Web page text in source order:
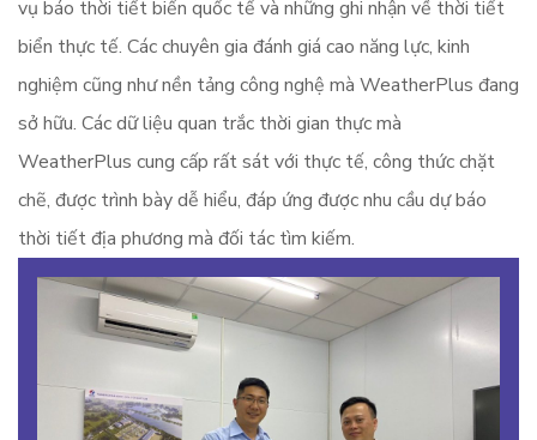
vụ báo thời tiết biển quốc tế và những ghi nhận về thời tiết
biển thực tế. Các chuyên gia đánh giá cao năng lực, kinh
nghiệm cũng như nền tảng công nghệ mà WeatherPlus đang
sở hữu. Các dữ liệu quan trắc thời gian thực mà
WeatherPlus cung cấp rất sát với thực tế, công thức chặt
chẽ, được trình bày dễ hiểu, đáp ứng được nhu cầu dự báo
thời tiết địa phương mà đối tác tìm kiếm.